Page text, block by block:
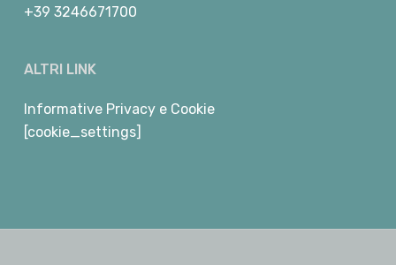
+39 3246671700
ALTRI LINK
Informative Privacy e Cookie
[cookie_settings]